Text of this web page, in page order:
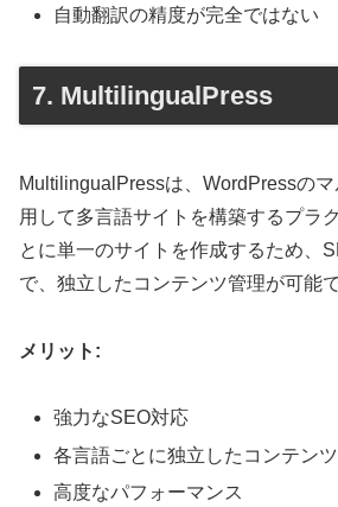
自動翻訳の精度が完全ではない
7. MultilingualPress
MultilingualPressは、WordPressの
用して多言語サイトを構築するプラ
とに単一のサイトを作成するため、
で、独立したコンテンツ管理が可能で
メリット:
強力なSEO対応
各言語ごとに独立したコンテン
高度なパフォーマンス